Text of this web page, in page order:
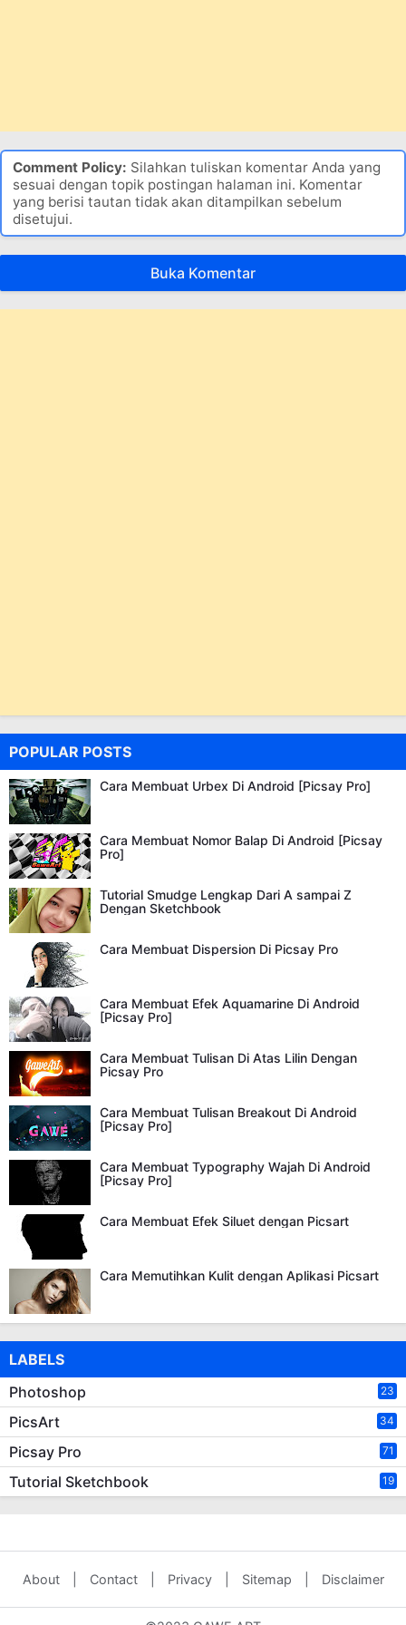
Comment Policy: Silahkan tuliskan komentar Anda yang
sesuai dengan topik postingan halaman ini. Komentar
yang berisi tautan tidak akan ditampilkan sebelum
disetujui.
Buka Komentar
POPULAR POSTS
Cara Membuat Urbex Di Android [Picsay Pro]
Cara Membuat Nomor Balap Di Android [Picsay
Pro]
Tutorial Smudge Lengkap Dari A sampai Z
Dengan Sketchbook
Cara Membuat Dispersion Di Picsay Pro
Cara Membuat Efek Aquamarine Di Android
[Picsay Pro]
Cara Membuat Tulisan Di Atas Lilin Dengan
Picsay Pro
Cara Membuat Tulisan Breakout Di Android
[Picsay Pro]
Cara Membuat Typography Wajah Di Android
[Picsay Pro]
Cara Membuat Efek Siluet dengan Picsart
Cara Memutihkan Kulit dengan Aplikasi Picsart
LABELS
Photoshop
23
PicsArt 34
Picsay Pro 71
Tutorial Sketchbook 19
About Contact Privacy Sitemap Disclaimer